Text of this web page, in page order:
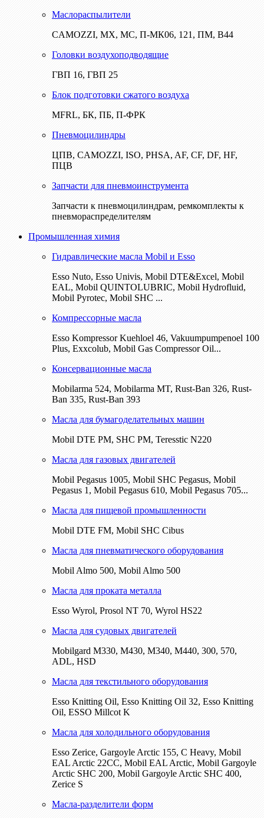
Маслораспылители
CAMOZZI, МХ, МС, П-МК06, 121, ПМ, В44
Головки воздухоподводящие
ГВП 16, ГВП 25
Блок подготовки сжатого воздуха
MFRL, БК, ПБ, П-ФРК
Пневмоцилиндры
ЦПВ, CAMOZZI, ISO, PHSA, AF, CF, DF, HF,
ПЦВ
Запчасти для пневмоинструмента
Запчасти к пневмоцилиндрам, ремкомплекты к
пневмораспределителям
Промышленная химия
Гидравлические масла Mobil и Esso
Esso Nuto, Esso Univis, Mobil DTE&Excel, Mobil
EAL, Mobil QUINTOLUBRIC, Mobil Hydrofluid,
Mobil Pyrotec, Mobil SHC ...
Компрессорные масла
Esso Kompressor Kuehloel 46, Vakuumpumpenoel 100
Plus, Exxcolub, Mobil Gas Compressor Oil...
Консервационные масла
Mobilarma 524, Mobilarma MT, Rust-Ban 326, Rust-
Ban 335, Rust-Ban 393
Масла для бумагоделательных машин
Mobil DTE РМ, SHC PM, Teresstic N220
Масла для газовых двигателей
Mobil Pegasus 1005, Mobil SHC Pegasus, Mobil
Pegasus 1, Mobil Pegasus 610, Mobil Pegasus 705...
Масла для пищевой промышленности
Mobil DTE FM, Mobil SHC Cibus
Масла для пневматического оборудования
Mobil Almo 500, Mobil Almo 500
Масла для проката металла
Esso Wyrol, Prosol NT 70, Wyrol HS22
Масла для судовых двигателей
Mobilgard M330, M430, M340, M440, 300, 570,
ADL, HSD
Масла для текстильного оборудования
Esso Knitting Oil, Esso Knitting Oil 32, Esso Knitting
Oil, ESSO Millcot K
Масла для холодильного оборудования
Esso Zerice, Gargoyle Arctic 155, С Heavy, Mobil
EAL Arctic 22CC, Mobil EAL Arctic, Mobil Gargoyle
Arctic SHC 200, Mobil Gargoyle Arctic SHC 400,
Zerice S
Масла-разделители форм